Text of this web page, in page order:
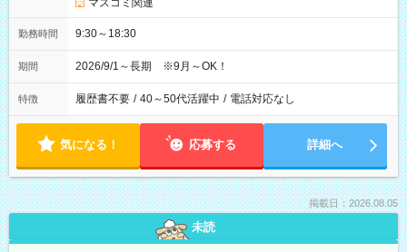
マスコミ関連
勤務時間 9:30～18:30
期間 2026/9/1～長期 ※9月～OK！
特徴 履歴書不要 / 40～50代活躍中 / 電話対応なし
気になる！ 応募する 詳細へ
掲載日：2026.08.05
未読